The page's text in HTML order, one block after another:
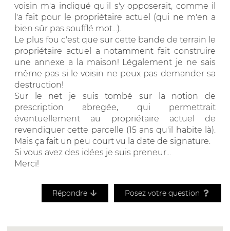
voisin m'a indiqué qu'il s'y opposerait, comme il
l'a fait pour le propriétaire actuel (qui ne m'en a
bien sûr pas soufflé mot...).
Le plus fou c'est que sur cette bande de terrain le
propriétaire actuel a notamment fait construire
une annexe a la maison! Légalement je ne sais
même pas si le voisin ne peux pas demander sa
destruction!
Sur le net je suis tombé sur la notion de
prescription abregée, qui permettrait
éventuellement au propriétaire actuel de
revendiquer cette parcelle (15 ans qu'il habite là).
Mais ça fait un peu court vu la date de signature.
Si vous avez des idées je suis preneur...
Merci!
Répondre Posez votre question